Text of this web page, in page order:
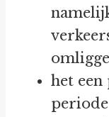
het